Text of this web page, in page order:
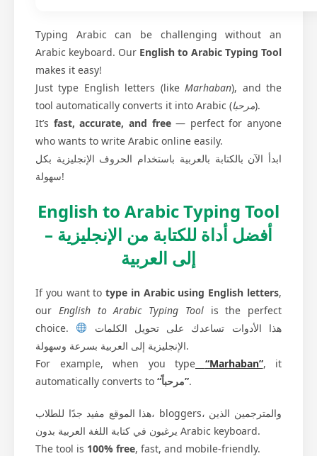
Typing Arabic can be challenging without an
Arabic keyboard. Our English to Arabic Typing Tool
makes it easy!
Just type English letters (likeMarhaban), and the
tool automatically converts it into Arabic (مرحبا).
It’s fast, accurate, and free— perfect for anyone
who wants to write Arabic online easily.
ابدأ الآن بالكتابة بالعربية باستخدام الحروف الإنجليزية بكل
سهولة!
English to Arabic Typing Tool
– أفضل أداة للكتابة من الإنجليزية
إلى العربية
If you want totype in Arabic using English letters,
our English to Arabic Typing Toolis the perfect
choice.
الإنجليزية إلى العربية بسرعة وسهولة.
For example, when you type
“Marhaban”, it
automatically converts to
“مرحباً”.
هذا الموقع مفيد جدًا للطلاب، bloggers، والمترجمين الذين
يرغبون في كتابة اللغة العربية بدون Arabic keyboard.
The tool is 100% free, fast, and mobile-friendly.